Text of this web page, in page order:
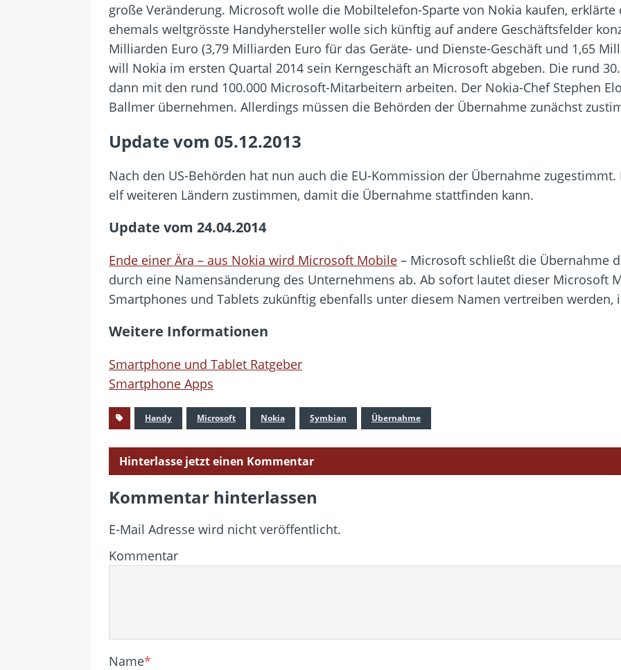
große Veränderung. Microsoft wolle die Mobiltelefon-Sparte von Nokia kaufen,
ehemals weltgrösste Handyhersteller wolle sich künftig auf andere Geschäftsfelder
Milliarden Euro (3,79 Milliarden Euro für das Geräte- und Dienste-Geschäft und 1,65
will Nokia im ersten Quartal 2014 sein Kerngeschäft an Microsoft abgeben. Die rund
dann mit den rund 100.000 Microsoft-Mitarbeitern arbeiten. Der Nokia-Chef Stephen
Ballmer übernehmen. Allerdings müssen die Behörden der Übernahme zunächst
Update vom 05.12.2013
Nach den US-Behörden hat nun auch die EU-Kommission der Übernahme
elf weiteren Ländern zustimmen, damit die Übernahme stattfinden kann.
Update vom 24.04.2014
Ende einer Ära – aus Nokia wird Microsoft Mobile – Microsoft schließt die Übernahme
durch eine Namensänderung des Unternehmens ab. Ab sofort lautet dieser Microsoft
Smartphones und Tablets zukünftig ebenfalls unter diesem Namen vertreiben werden,
Weitere Informationen
Smartphone und Tablet Ratgeber
Smartphone Apps
Handy Microsoft Nokia Symbian Übernahme
Hinterlasse jetzt einen Kommentar
Kommentar hinterlassen
E-Mail Adresse wird nicht veröffentlicht.
Kommentar
Name*